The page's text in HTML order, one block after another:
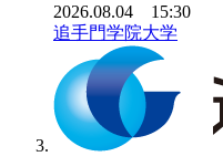
2026.08.04 15:30
追手門学院大学